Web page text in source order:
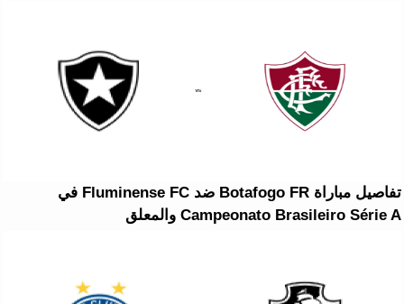
تفاصيل مباراة Botafogo FR ضد Fluminense FC في
Campeonato Brasileiro Série A والمعلق